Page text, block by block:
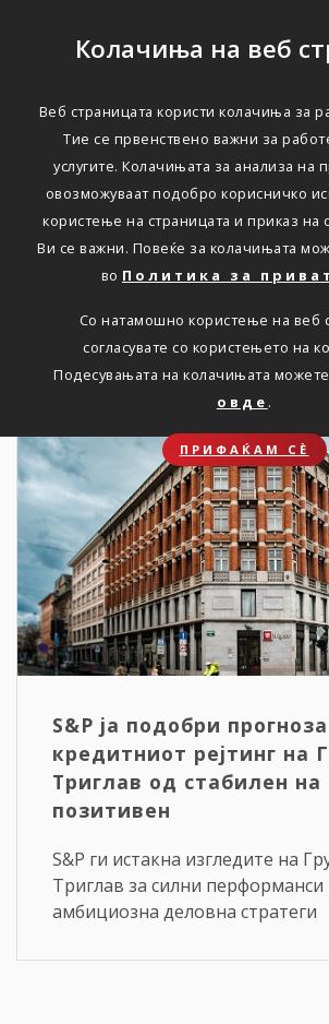
Колачиња на веб
Веб страницата користи колачиња за
Тие се првенствено важни за
услугите. Колачињата за анализа на
овозможуваат подобро корисничко
користење на страницата и приказ
Ви се важни. Повеќе за колачињата
во Политика за
Со натамошно користење на веб
согласувате со користењето на
Подесувањата на колачињата
овде .
ПРИФАЌАМ СЀ
НОВОСТИ
Актуелно
Новости
12. 12. 2024
S&P ја подобри
кредитниот рејтинг на
Триглав од стабилен на
позитивен
S&P ги истакна изгледите на
Триглав за силни перформанси
амбициозна деловна стратеги